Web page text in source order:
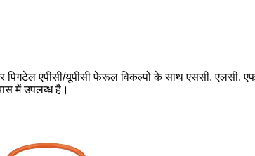
पिगटेल एपीसी/यूपीसी फेरूल विकल्पों के साथ एससी,
में उपलब्ध है।